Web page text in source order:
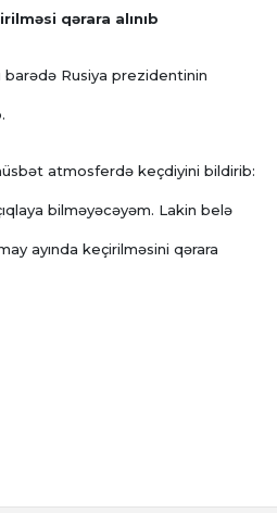
qərara alınıb
barədə Rusiya prezidentinin
atmosferdə keçdiyini bildirib:
bilməyəcəyəm. Lakin belə
ayında keçirilməsini qərara